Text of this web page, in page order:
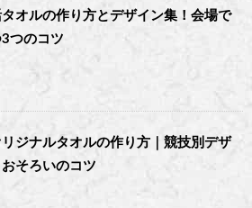
オルの作り方とデザイン集！会場で
つのコツ
ジナルタオルの作り方｜競技別デザ
そろいのコツ